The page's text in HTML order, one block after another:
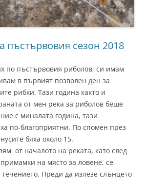
пъстървовия сезон 2018
по пъстървовия риболов, си имам
в първият позволен ден за
рибки. Тази година както и
от мен река за риболов беше
с миналата година, тази
по-благоприятни. По спомен през
бяха около 15.
от началото на реката, като след
на място за ловене, се
течението. Преди да излезе слънцето